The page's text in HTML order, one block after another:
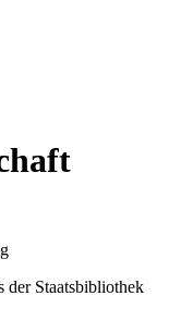
der Staatsbibliothek